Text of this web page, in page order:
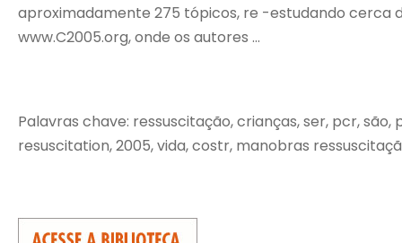
aproximadamente 275 tópicos, re -estudando cerca
www.C2005.org, onde os autores ...
Palavras chave: ressuscitação, crianças, ser, pcr,
resuscitation, 2005, vida, costr, manobras